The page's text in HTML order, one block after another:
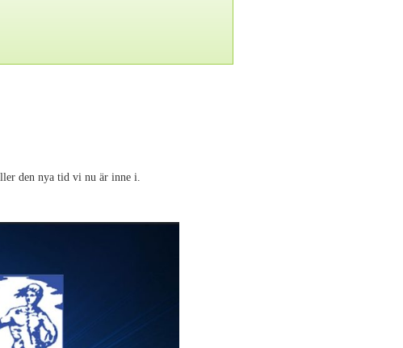
den nya tid vi nu är inne i.